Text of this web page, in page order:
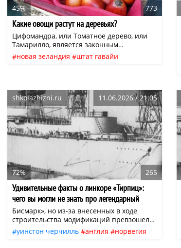
45% 773
Какие овощи растут на деревьях?
Цифомандра, или Томатное дерево, или
Тамарилло, является законным
представителем семейства Паслёновых.
Растёт оно в Латинской Америке, в Новой
новая зеландия
штат гавайи
shkolazhizni.ru
11.06.2026 / 21:05
72% 265
Удивительные факты о линкоре «Тирпиц»:
чего вы могли не знать про легендарный
корабль?
Бисмарк», но из-за внесенных в ходе
строительства модификаций превзошел
своего знаменитого «собрата». Его полное
водоизмещение достигало почти 53 000
уинстон черчилль англия
норвегия